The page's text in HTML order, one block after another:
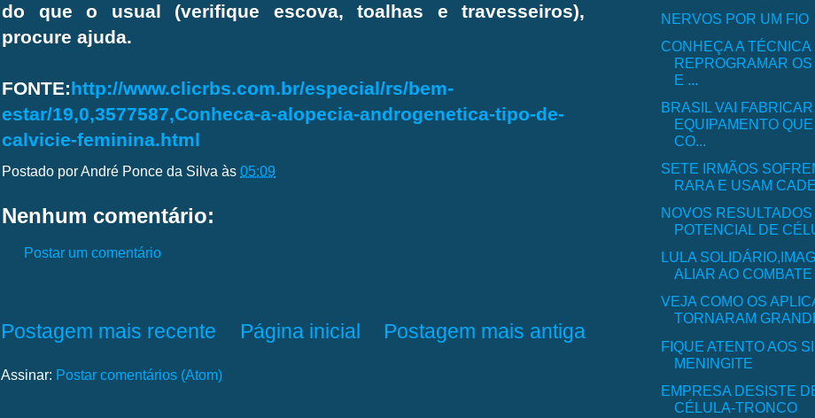
do que o usual (verifique escova, toalhas e travesseiros),
procure ajuda.
FONTE:http://www.clicrbs.com.br/especial/rs/bem-
estar/19,0,3577587,Conheca-a-alopecia-androgenetica-tipo-de-
calvicie-feminina.html
Postado por André Ponce da Silva às 05:09
Nenhum comentário:
Postar um comentário
Postagem mais recente Postagem mais antiga
Página inicial
Assinar: Postar comentários (Atom)
NERVOS POR UM FIO
CONHEÇA A TÉCNICA
REPROGRAMAR
E ...
BRASIL VAI FABRICAR
EQUIPAMENTO
CO...
SETE IRMÃOS
RARA E USAM
NOVOS
POTENCIAL DE
LULA
ALIAR AO COMBATE
VEJA COMO OS
TORNARAM
FIQUE ATENTO AOS
MENINGITE
EMPRESA DESISTE
CÉLULA-TRONCO